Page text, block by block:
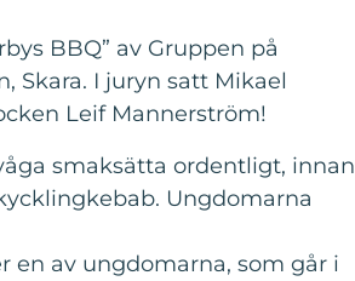
BBQ” av Gruppen på
Skara. I juryn satt Mikael
Leif Mannerström!
smaksätta ordentligt, innan
Ungdomarna
en av ungdomarna, som går i